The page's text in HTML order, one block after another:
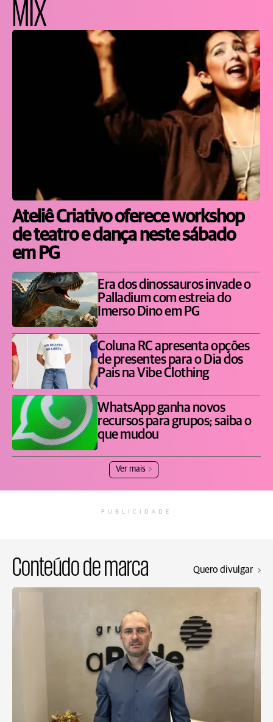
MIX
Ateliê Criativo oferece workshop
de teatro e dança neste sábado
em PG
Era dos dinossauros invade o
Palladium com estreia do
Imerso Dino em PG
Coluna RC apresenta opções
de presentes para o Dia dos
Pais na Vibe Clothing
WhatsApp ganha novos
recursos para grupos; saiba o
que mudou
Ver mais
PUBLICIDADE
Conteúdo de marca Quero divulgar